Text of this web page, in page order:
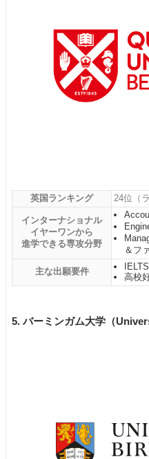
英国ランキング 24位（
インターナショナル
イヤーワンから
進学できる専攻分野
＆フ
主な出願要件
高校
5. バーミンガム大学（